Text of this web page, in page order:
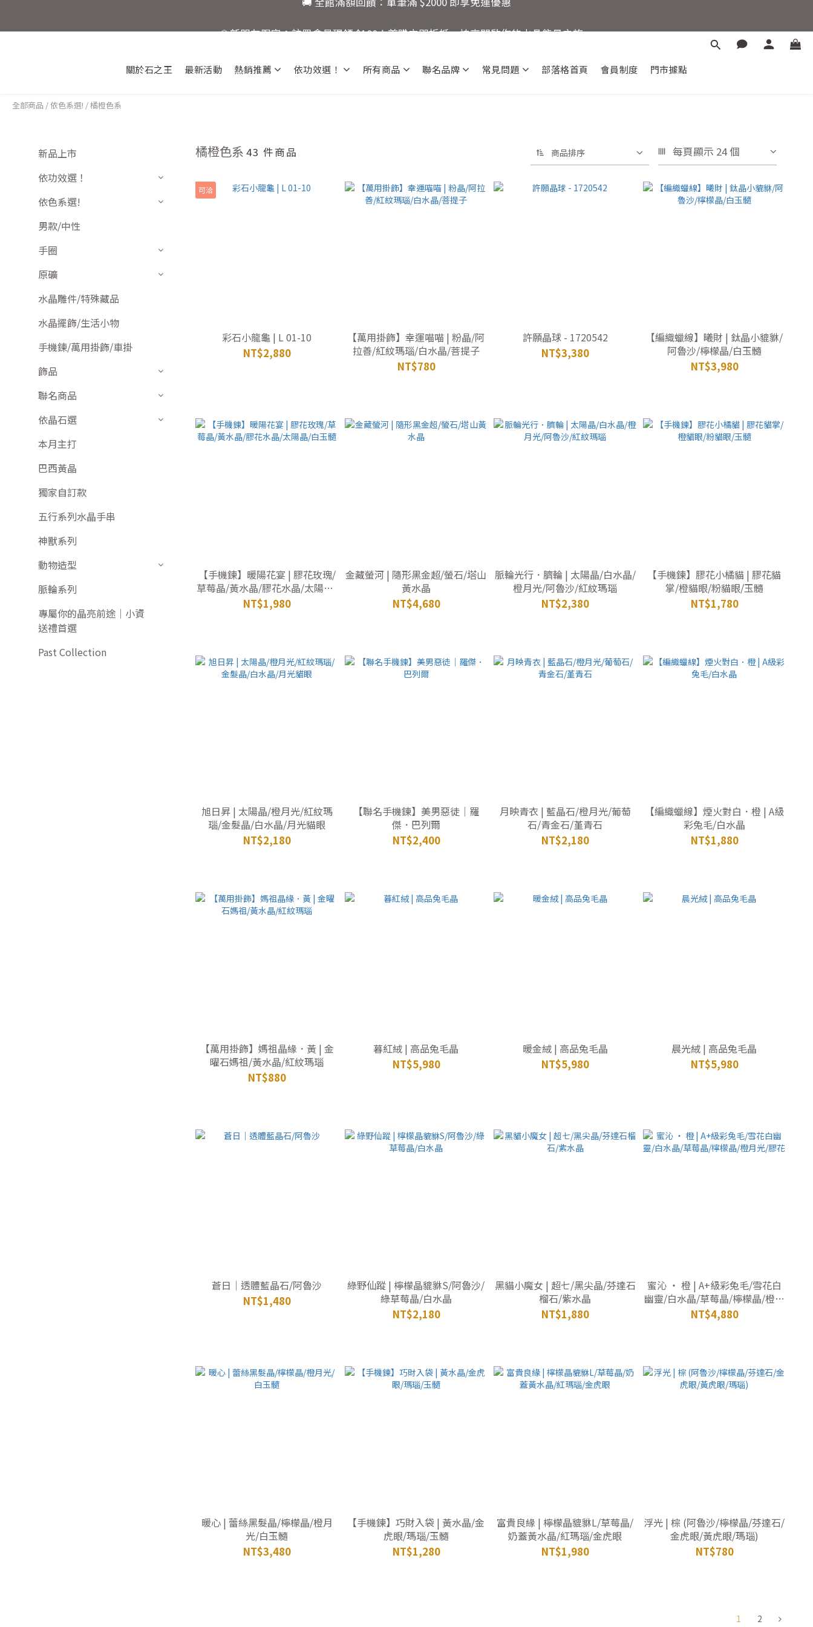
1
7
1
3
1
9
7
4
4
2
3
1
6
4
17
🚚 全館滿額回饋：單筆滿 $2000 即享免運優惠
關於石之王 最新活動 熱銷推薦 依功效選！ 所有商品 聯名品牌 常見問題 部落格首頁 會員制度 門市據點
全部商品 /依色系選! /橘橙色系
新品上市
依功效選！
依色系選!
男款/中性
手圈
原礦
水晶雕件/特殊藏品
水晶擺飾/生活小物
手機鍊/萬用掛飾/車掛
飾品
聯名商品
依晶石選
本月主打
巴西黃晶
獨家自訂款
五行系列水晶手串
神獸系列
動物造型
脈輪系列
專屬你的晶亮前途｜小資
送禮首選
Past Collection
橘橙色系43 件商品 商品排序 每頁顯示 24 個
可洽
彩石小龍龜 | L 01-10
NT$2,880
【萬用掛飾】幸運喵喵 | 粉晶/阿
拉善/紅紋瑪瑙/白水晶/菩提子
NT$780
許願晶球 - 1720542
NT$3,380
【編織蠟線】曦財 | 鈦晶小貔貅/
阿魯沙/檸檬晶/白玉髓
NT$3,980
【手機鍊】暖陽花宴 | 膠花玫瑰/
草莓晶/黃水晶/膠花水晶/太陽晶/
白玉髓
NT$1,980
金藏螢河 | 隨形黑金超/螢石/塔山
黃水晶
NT$4,680
脈輪光行．臍輪 | 太陽晶/白水晶/
橙月光/阿魯沙/紅紋瑪瑙
NT$2,380
【手機鍊】膠花小橘貓 | 膠花貓
掌/橙貓眼/粉貓眼/玉髓
NT$1,780
旭日昇 | 太陽晶/橙月光/紅紋瑪
瑙/金髮晶/白水晶/月光貓眼
NT$2,180
【聯名手機鍊】美男惡徒｜羅
傑．巴列爾
NT$2,400
月映青衣 | 藍晶石/橙月光/葡萄
石/青金石/堇青石
NT$2,180
【編織蠟線】煙火對白．橙 | A級
彩兔毛/白水晶
NT$1,880
【萬用掛飾】媽祖晶緣．黃 | 金
曜石媽祖/黃水晶/紅紋瑪瑙
NT$880
暮紅絨 | 高品兔毛晶
NT$5,980
暖金絨 | 高品兔毛晶
NT$5,980
晨光絨 | 高品兔毛晶
NT$5,980
蒼日｜透體藍晶石/阿魯沙
NT$1,480
綠野仙蹤 | 檸檬晶貔貅S/阿魯沙/
綠草莓晶/白水晶
NT$2,180
黑貓小魔女 | 超七/黑尖晶/芬達石
榴石/紫水晶
NT$1,880
蜜沁 ‧ 橙 | A+級彩兔毛/雪花白
幽靈/白水晶/草莓晶/檸檬晶/橙月
光/膠花
NT$4,880
暖心 | 蕾絲黑髮晶/檸檬晶/橙月
光/白玉髓
NT$3,480
【手機鍊】巧財入袋 | 黃水晶/金
虎眼/瑪瑙/玉髓
NT$1,280
富貴良緣 | 檸檬晶貔貅L/草莓晶/
奶蓋黃水晶/紅瑪瑙/金虎眼
NT$1,980
浮光 | 棕 (阿魯沙/檸檬晶/芬達石/
金虎眼/黃虎眼/瑪瑙)
NT$780
1 2